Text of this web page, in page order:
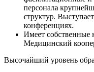
персонала
структур.
конференциях.
Имеет собственные
Медицинский
Высочайший уровень